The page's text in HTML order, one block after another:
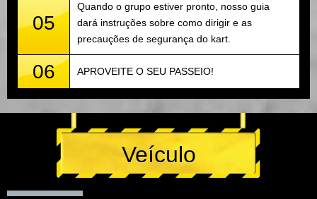
05
Quando o grupo estiver pronto, nosso guia
dará instruções sobre como dirigir e as
precauções de segurança do kart.
06 APROVEITE O SEU PASSEIO!
Veículo